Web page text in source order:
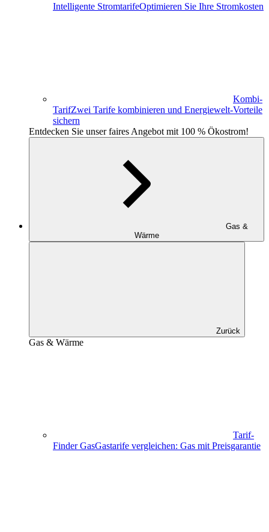
Intelligente StromtarifeOptimieren Sie Ihre Stromkosten
Kombi-
TarifZwei Tarife kombinieren und Energiewelt-Vorteile
sichern
Entdecken Sie unser faires Angebot mit 100 % Ökostrom!
Gas &
Wärme
Zurück
Gas & Wärme
Tarif-
Finder GasGastarife vergleichen: Gas mit Preisgarantie